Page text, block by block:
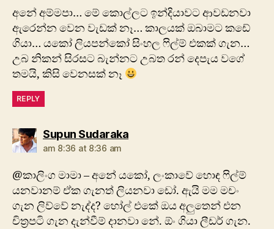
අනේ අම්මපා… මේ කොල්ලට ඉන්දියාවට ආවඩනවා
ඇරෙන්න වෙන වැඩක් නෑ… කාලයක් ඔබාමට කඩේ
ගියා… යකෝ ලියපන්කෝ සිංහල ෆිල්ම් එකක් ගැන…
උබ නිකන් සිරසට බැන්නට උබත රන් දෙපැය වගේ
තමයි, කිසි වෙනසක් නෑ
REPLY
Supun Sudarakasays:
am 8:36 at 8:36 am
@කාලිංග මාමා – අනේ යකෝ, ලංකාවේ හොඳ ෆිල්ම්
යනවානම් ඒක ගැනත් ලියනවා ඩෝ. ඇයි මම මචං
ගැන ලිව්වේ නැද්ද? හෝල් එකේ ඔය අලුතෙන් එන
චිත්‍රපටි ගැන දැන්වීම් දානවා නේ. ඕං ගියා ලීඩර් ගැන.